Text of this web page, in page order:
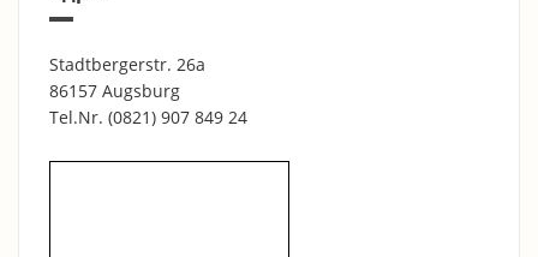
Stadtbergerstr. 26a
86157 Augsburg
Tel.Nr. (0821) 907 849 24